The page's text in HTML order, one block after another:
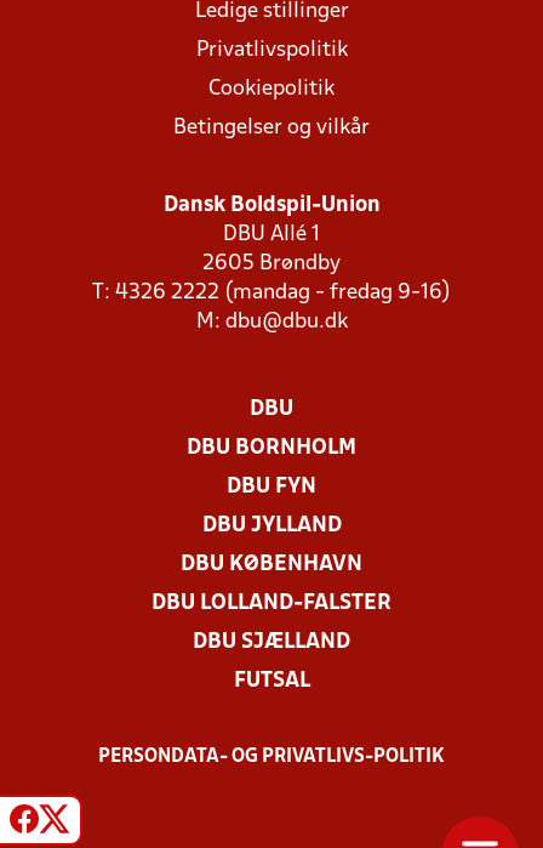
Ledige stillinger
Privatlivspolitik
Cookiepolitik
Betingelser og vilkår
Dansk Boldspil-Union
DBU Allé 1
2605 Brøndby
T: 4326 2222 (mandag - fredag 9-16)
M: dbu@dbu.dk
DBU
DBU BORNHOLM
DBU FYN
DBU JYLLAND
DBU KØBENHAVN
DBU LOLLAND-FALSTER
DBU SJÆLLAND
FUTSAL
PERSONDATA- OG PRIVATLIVS-POLITIK